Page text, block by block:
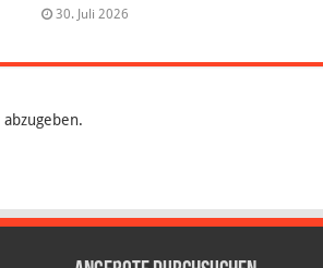
30. Juli 2026